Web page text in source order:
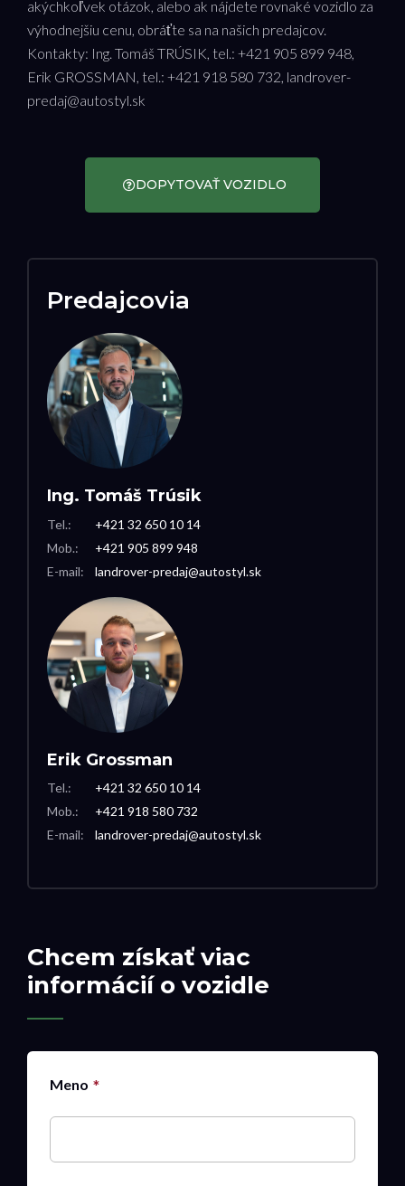
Chcem získať viac
informácií o vozidle
Meno
akýchkoľvek otázok, alebo ak nájdete rovnaké vozidlo za
výhodnejšiu cenu, obráťte sa na našich predajcov.
Kontakty: Ing. Tomáš TRÚSIK, tel.: +421 905 899 948,
Erik GROSSMAN, tel.: +421 918 580 732, landrover-
predaj@autostyl.sk
DOPYTOVAŤ VOZIDLO
Predajcovia
Ing. Tomáš Trúsik
Tel.:
Mob.:
E-mail:
+421 32 650 10 14
+421 905 899 948
landrover-predaj@autostyl.sk
Erik Grossman
Tel.:
Mob.:
E-mail:
+421 32 650 10 14
+421 918 580 732
landrover-predaj@autostyl.sk